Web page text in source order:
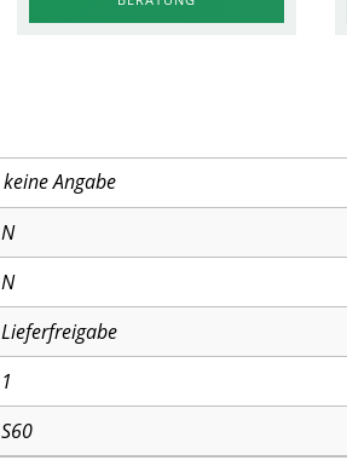
N
N
Lieferfreigabe
1
S60